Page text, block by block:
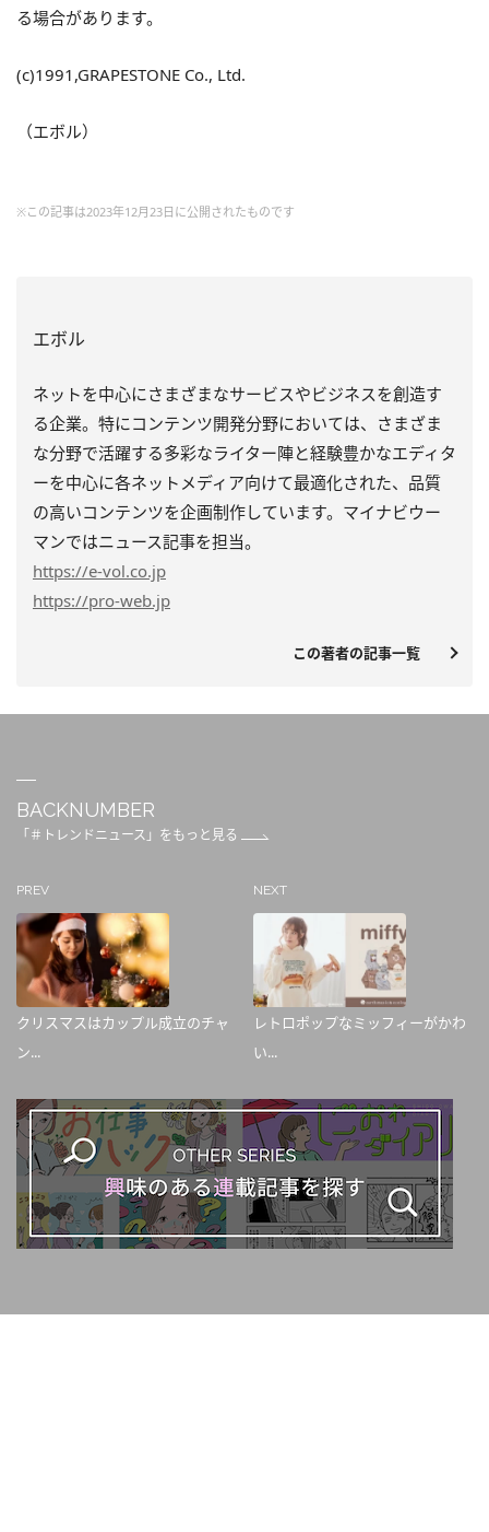
る場合があります。
(c)1991,GRAPESTONE Co., Ltd.
（エボル）
※この記事は2023年12月23日に公開されたものです
エボル
ネットを中心にさまざまなサービスやビジネスを創造す
る企業。特にコンテンツ開発分野においては、さまざま
な分野で活躍する多彩なライター陣と経験豊かなエディタ
ーを中心に各ネットメディア向けて最適化された、品質
の高いコンテンツを企画制作しています。マイナビウー
マンではニュース記事を担当。
https://e-vol.co.jp
https://pro-web.jp
この著者の記事一覧
BACKNUMBER
「＃トレンドニュース」をもっと見る
PREV
クリスマスはカップル成立のチャ
ン...
NEXT
レトロポップなミッフィーがかわ
い...